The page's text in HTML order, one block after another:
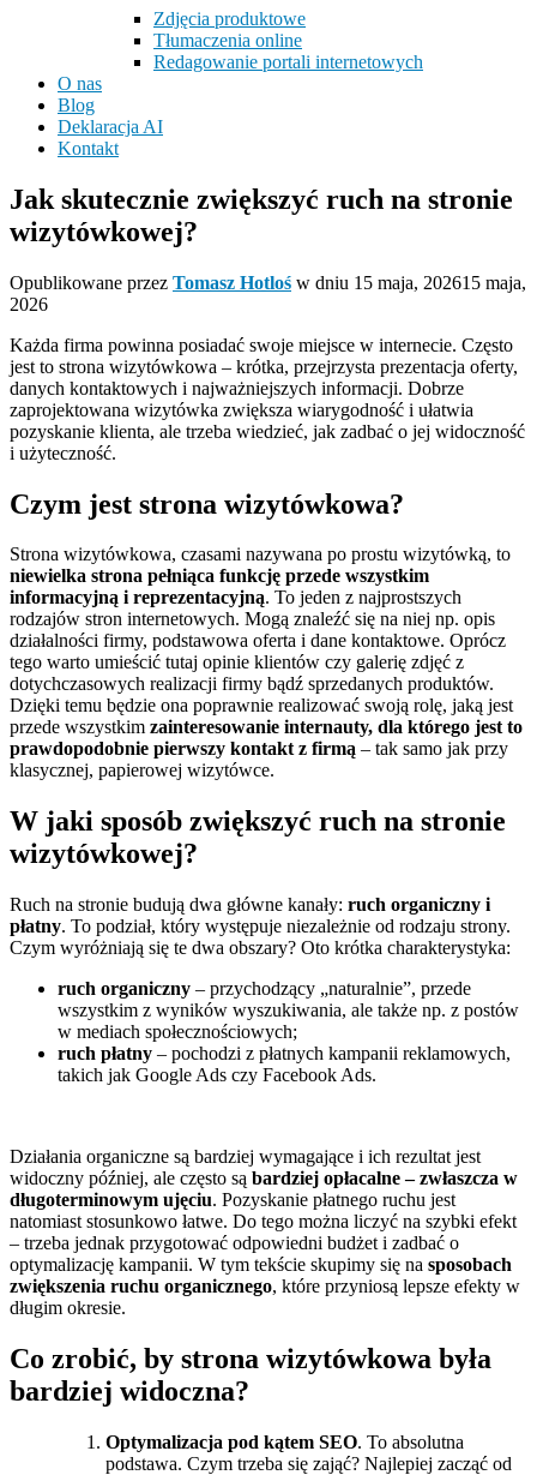
Zdjęcia produktowe
Tłumaczenia online
Redagowanie portali internetowych
O nas
Blog
Deklaracja AI
Kontakt
Jak skutecznie zwiększyć ruch na stronie
wizytówkowej?
Opublikowane przez Tomasz Hotloś w dniu 15 maja, 202615 maja,
2026
Każda firma powinna posiadać swoje miejsce w internecie. Często
jest to strona wizytówkowa – krótka, przejrzysta prezentacja oferty,
danych kontaktowych i najważniejszych informacji. Dobrze
zaprojektowana wizytówka zwiększa wiarygodność i ułatwia
pozyskanie klienta, ale trzeba wiedzieć, jak zadbać o jej widoczność
i użyteczność.
Czym jest strona wizytówkowa?
Strona wizytówkowa, czasami nazywana po prostu wizytówką, to
niewielka strona pełniąca funkcję przede wszystkim
informacyjną i reprezentacyjną. To jeden z najprostszych
rodzajów stron internetowych. Mogą znaleźć się na niej np. opis
działalności firmy, podstawowa oferta i dane kontaktowe. Oprócz
tego warto umieścić tutaj opinie klientów czy galerię zdjęć z
dotychczasowych realizacji firmy bądź sprzedanych produktów.
Dzięki temu będzie ona poprawnie realizować swoją rolę, jaką jest
przede wszystkim zainteresowanie internauty, dla którego jest to
prawdopodobnie pierwszy kontakt z firmą – tak samo jak przy
klasycznej, papierowej wizytówce.
W jaki sposób zwiększyć ruch na stronie
wizytówkowej?
Ruch na stronie budują dwa główne kanały: ruch organiczny i
płatny. To podział, który występuje niezależnie od rodzaju strony.
Czym wyróżniają się te dwa obszary? Oto krótka charakterystyka:
ruch organiczny – przychodzący „naturalnie”, przede
wszystkim z wyników wyszukiwania, ale także np. z postów
w mediach społecznościowych;
ruch płatny – pochodzi z płatnych kampanii reklamowych,
takich jak Google Ads czy Facebook Ads.
Działania organiczne są bardziej wymagające i ich rezultat jest
widoczny później, ale często są bardziej opłacalne – zwłaszcza w
długoterminowym ujęciu. Pozyskanie płatnego ruchu jest
natomiast stosunkowo łatwe. Do tego można liczyć na szybki efekt
– trzeba jednak przygotować odpowiedni budżet i zadbać o
optymalizację kampanii. W tym tekście skupimy się na sposobach
zwiększenia ruchu organicznego, które przyniosą lepsze efekty w
długim okresie.
Co zrobić, by strona wizytówkowa była
bardziej widoczna?
Optymalizacja pod kątem SEO. To absolutna
podstawa. Czym trzeba się zająć? Najlepiej zacząć od